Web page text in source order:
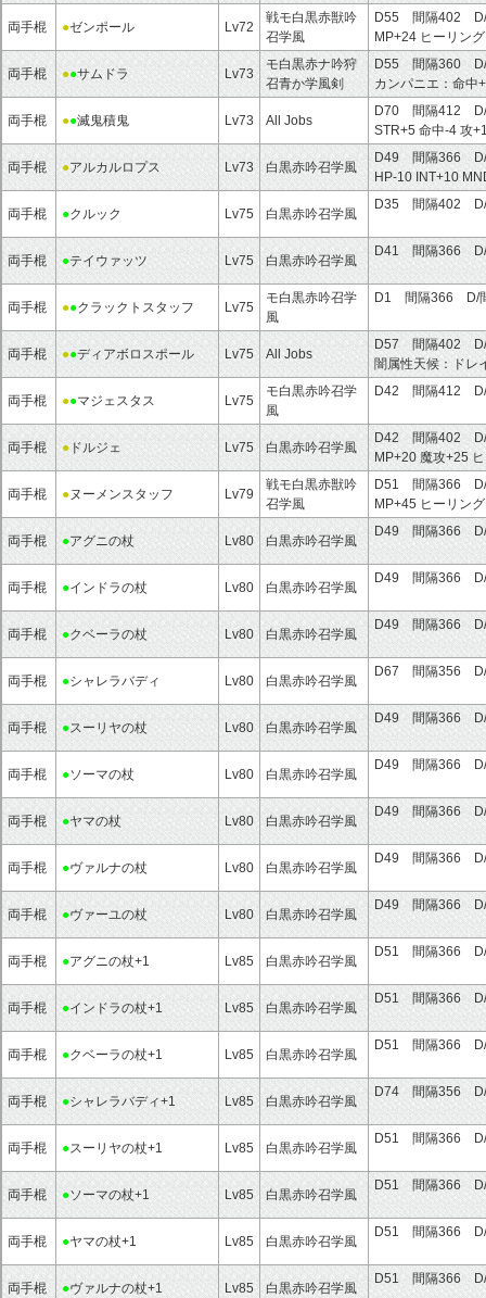
両手棍 ●ゼンポール Lv72
戦モ白黒赤獣吟
召学風
D55 間隔402
MP+24 ヒーリン
両手棍 ●●サムドラ Lv73
モ白黒赤ナ吟狩
召青か学風剣
D55 間隔360
カンパニエ： 命中
両手棍 ●●滅鬼積鬼 Lv73 All Jobs
D70 間隔412
STR+5 命中-4 攻
両手棍 ●アルカルロプス Lv73 白黒赤吟召学風
D49 間隔366
HP-10 INT+10
両手棍 ●クルック Lv75 白黒赤吟召学風
D35 間隔402
両手棍 ●テイウァッツ Lv75 白黒赤吟召学風
D41 間隔366
両手棍 ●●クラックトスタッフ Lv75
モ白黒赤吟召学
風
D1 間隔366 D/
両手棍 ●●ディアボロスポール Lv75 All Jobs
D57 間隔402
闇属性天候：
ドレ
両手棍 ●●マジェスタス Lv75
モ白黒赤吟召学
風
D42 間隔412
両手棍 ● ドルジェ Lv75 白黒赤吟召学風
D42 間隔402
MP+20 魔攻+25
両手棍 ●ヌーメンスタッフ Lv79
戦モ白黒赤獣吟
召学風
D51 間隔366
MP+45 ヒーリン
両手棍 ●アグニの杖 Lv80 白黒赤吟召学風
D49 間隔366
両手棍 ●インドラの杖 Lv80 白黒赤吟召学風
D49 間隔366
両手棍 ●クベーラの杖 Lv80 白黒赤吟召学風
D49 間隔366
両手棍 ●シャレラバディ Lv80 白黒赤吟召学風
D67 間隔356
両手棍 ●スーリヤの杖 Lv80 白黒赤吟召学風
D49 間隔366
両手棍 ●ソーマの杖 Lv80 白黒赤吟召学風
D49 間隔366
両手棍 ●ヤマの杖 Lv80 白黒赤吟召学風
D49 間隔366
両手棍 ●ヴァルナの杖 Lv80 白黒赤吟召学風
D49 間隔366
両手棍 ●ヴァーユの杖 Lv80 白黒赤吟召学風
D49 間隔366
両手棍 ●アグニの杖+1 Lv85 白黒赤吟召学風
D51 間隔366
両手棍 ●インドラの杖+1 Lv85 白黒赤吟召学風
D51 間隔366
両手棍 ●クベーラの杖+1 Lv85 白黒赤吟召学風
D51 間隔366
両手棍 ●シャレラバディ+1 Lv85 白黒赤吟召学風
D74 間隔356
両手棍 ●スーリヤの杖+1 Lv85 白黒赤吟召学風
D51 間隔366
両手棍 ●ソーマの杖+1 Lv85 白黒赤吟召学風
D51 間隔366
両手棍 ●ヤマの杖+1 Lv85 白黒赤吟召学風
D51 間隔366
両手棍 ●ヴァルナの杖+1 Lv85 白黒赤吟召学風
D51 間隔366